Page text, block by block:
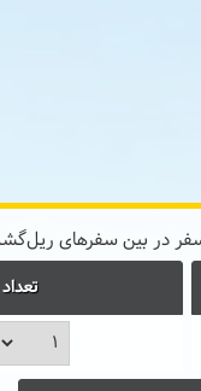
در بین سفرهای
تعداد